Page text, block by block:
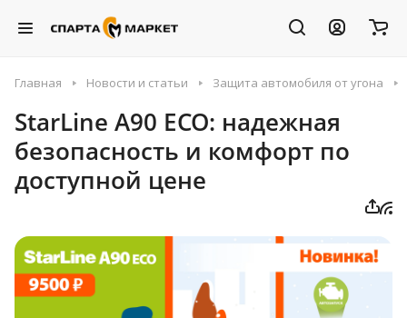
Главная Новости и статьи Защита автомобиля от угона
StarLine A90 ECO: надежная
безопасность и комфорт по
доступной цене